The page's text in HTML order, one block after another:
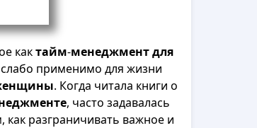
кактайм-менеджментдля
слабо применимо для жизни
. Когда читала книги о
, часто задавалась
как разграничивать важное и